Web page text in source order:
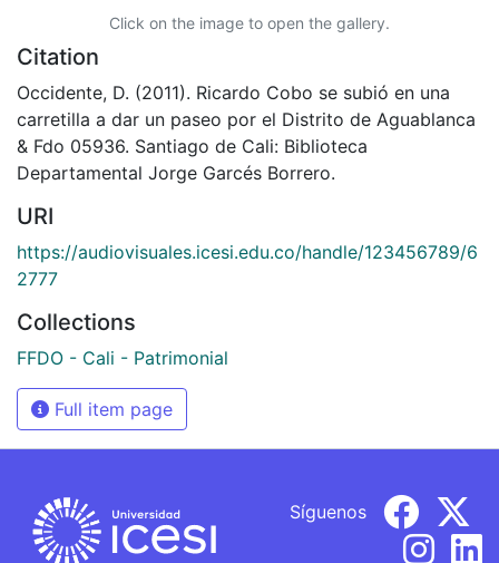
Click on the image to open the gallery.
Citation
Occidente, D. (2011). Ricardo Cobo se subió en una
carretilla a dar un paseo por el Distrito de Aguablanca
& Fdo 05936. Santiago de Cali: Biblioteca
Departamental Jorge Garcés Borrero.
URI
https://audiovisuales.icesi.edu.co/handle/123456789/6
2777
Collections
FFDO - Cali - Patrimonial
Full item page
Síguenos